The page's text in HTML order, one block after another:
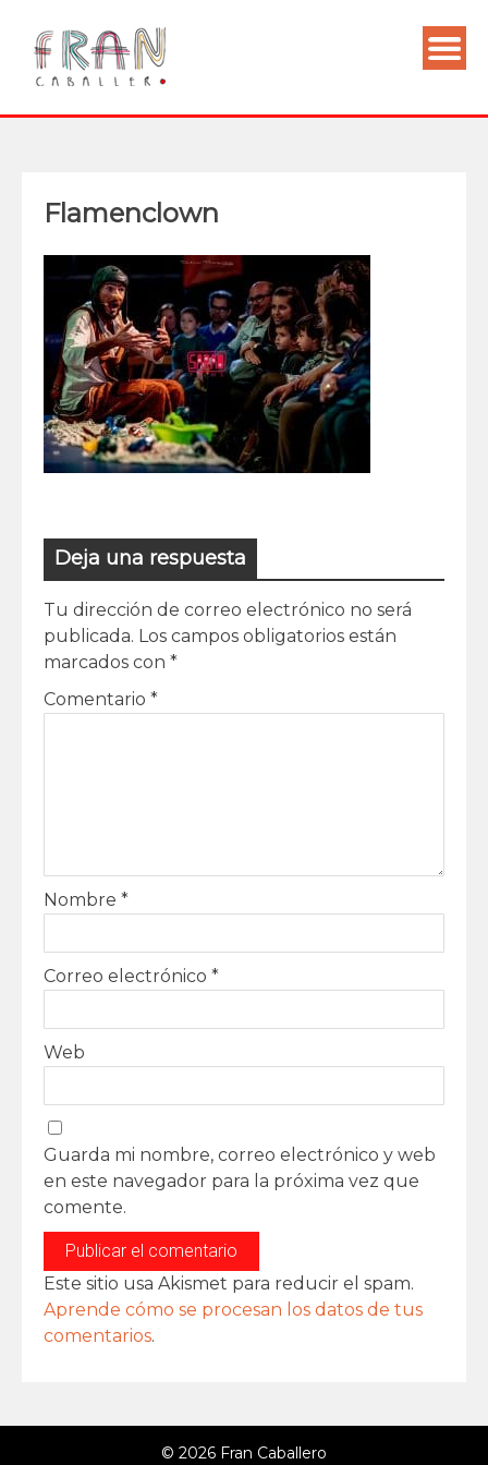
Flamenclown
Deja una respuesta
Tu dirección de correo electrónico no será
publicada. Los campos obligatorios están
marcados con *
Comentario *
Nombre *
Correo electrónico *
Web
Guarda mi nombre, correo electrónico y web
en este navegador para la próxima vez que
comente.
Este sitio usa Akismet para reducir el spam.
Aprende cómo se procesan los datos de tus
comentarios.
© 2026 Fran Caballero